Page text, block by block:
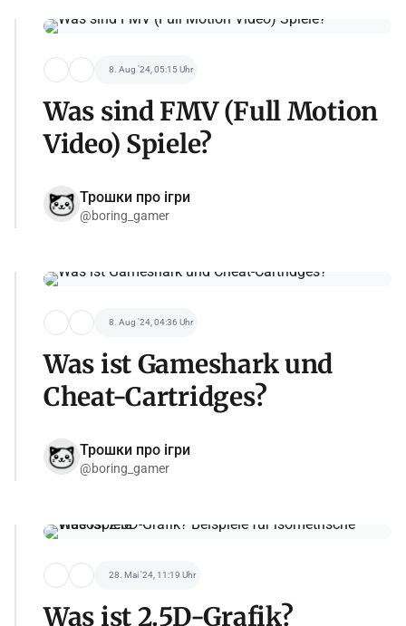
8. Aug '24, 05:15 Uhr
Was sind FMV (Full Motion
Video) Spiele?
Трошки про ігри
@boring_gamer
8. Aug '24, 04:36 Uhr
Was ist Gameshark und
Cheat-Cartridges?
Трошки про ігри
@boring_gamer
28. Mai '24, 11:19 Uhr
Was ist 2.5D-Grafik?